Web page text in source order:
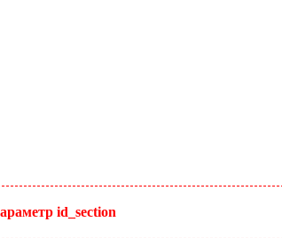
id_section